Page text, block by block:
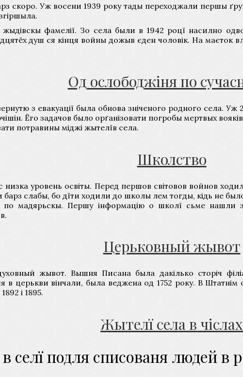
скоро. Уж восени 1939 року тады переходжали першы
фамелії. Зо села были в 1942 роцї насилно
душ ся кінця войны дожыв єден чоловік. На маєток
Од ослободжіня по
з евакуації была обнова зніченого родного села.
Ёго задачов было орґанізовати погробы мертвых вояків
потравины міджі жытелїв села.
Школство
низка уровень освіты. Перед першов світовов войнов
слабы, бо дїти ходили до школы лем тогды, кідь не
мадярьскы. Першу інформацію о школї сьме нашли
Церьковный жывот
жывот. Вышня Писана была дакілько сторіч
церькви вінчали, была веджена од 1752 року. В Штатнім
і 1895.
Жытелї села в чіслах
селї подля списованя людей в